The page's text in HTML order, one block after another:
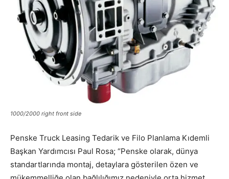
1000/2000 right front side
Penske Truck Leasing Tedarik ve Filo Planlama Kıdemli
Başkan Yardımcısı Paul Rosa; “Penske olarak, dünya
standartlarında montaj, detaylara gösterilen özen ve